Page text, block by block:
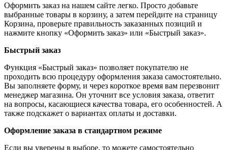
Оформить заказ на нашем сайте легко. Просто добавьте
выбранные товары в корзину, а затем перейдите на страницу
Корзина, проверьте правильность заказанных позиций и
нажмите кнопку «Оформить заказ» или «Быстрый заказ».
Быстрый заказ
Функция «Быстрый заказ» позволяет покупателю не
проходить всю процедуру оформления заказа самостоятельно.
Вы заполняете форму, и через короткое время вам перезвонит
менеджер магазина. Он уточнит все условия заказа, ответит
на вопросы, касающиеся качества товара, его особенностей. А
также подскажет о вариантах оплаты и доставки.
Оформление заказа в стандартном режиме
Если вы уверены в выборе, то можете самостоятельно